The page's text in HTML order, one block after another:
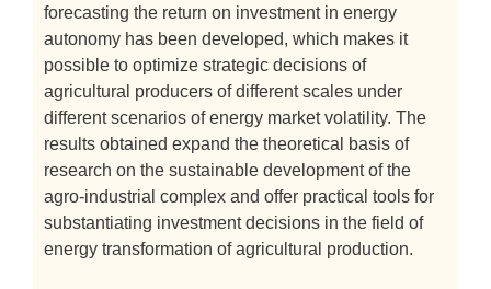
forecasting the return on investment in energy
autonomy has been developed, which makes it
possible to optimize strategic decisions of
agricultural producers of different scales under
different scenarios of energy market volatility. The
results obtained expand the theoretical basis of
research on the sustainable development of the
agro-industrial complex and offer practical tools for
substantiating investment decisions in the field of
energy transformation of agricultural production.